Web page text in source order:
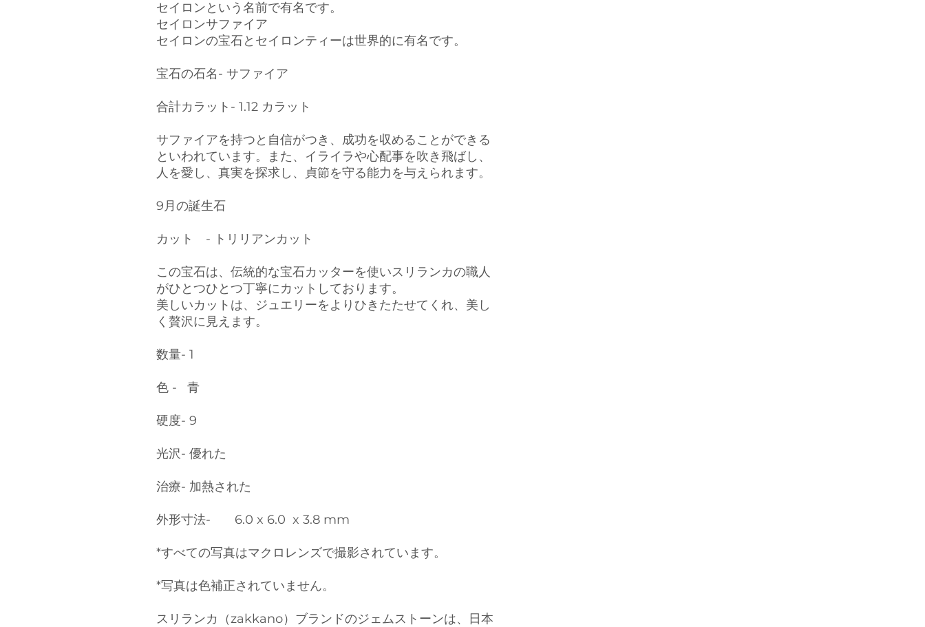
セイロンという名前で有名です。
セイロンサファイア
セイロンの宝石とセイロンティーは世界的に有名です。
宝石の石名- サファイア
合計カラット- 1.12 カラット
サファイアを持つと自信がつき、成功を収めることができる
といわれています。また、イライラや心配事を吹き飛ばし、
人を愛し、真実を探求し、貞節を守る能力を与えられます。
9月の誕生石
カット - トリリアンカット
この宝石は、伝統的な宝石カッターを使いスリランカの職人
がひとつひとつ丁寧にカットしております。
美しいカットは、ジュエリーをよりひきたたせてくれ、美し
く贅沢に見えます。
数量- 1
色 - 青
硬度- 9
光沢- 優れた
治療- 加熱された
外形寸法- 6.0 x 6.0 x 3.8 mm
*すべての写真はマクロレンズで撮影されています。
*写真は色補正されていません。
スリランカ（zakkano）ブランドのジェムストーンは、日本